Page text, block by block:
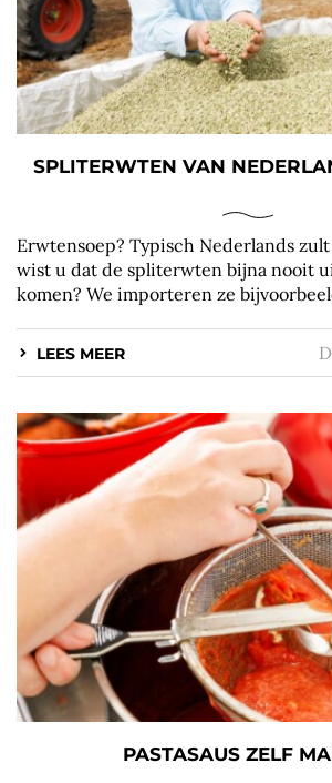
SPLITERWTEN VAN
Erwtensoep? Typisch Nederlands
wist u dat de spliterwten bijna nooit
komen? We importeren ze
LEES MEER
PASTASAUS ZELF